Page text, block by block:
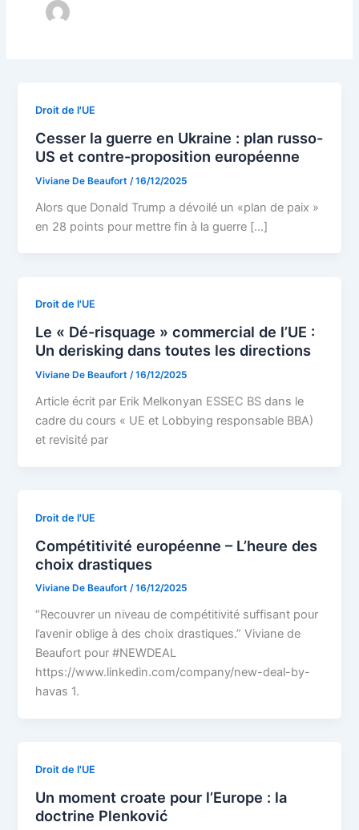
Droit de l'UE
Cesser la guerre en Ukraine : plan russo-
US et contre-proposition européenne
Viviane De Beaufort /16/12/2025
Alors que Donald Trump a dévoilé un «plan de paix »
en 28 points pour mettre fin à la guerre […]
Droit de l'UE
Le « Dé-risquage » commercial de l’UE :
Un derisking dans toutes les directions
Viviane De Beaufort/16/12/2025
Article écrit par Erik Melkonyan ESSEC BS dans le
cadre du cours « UE et Lobbying responsable BBA)
et revisité par
Droit de l'UE
Compétitivité européenne – L’heure des
choix drastiques
Viviane De Beaufort/16/12/2025
“Recouvrer un niveau de compétitivité suffisant pour
l’avenir oblige à des choix drastiques.” Viviane de
Beaufort pour #NEWDEAL
https://www.linkedin.com/company/new-deal-by-
havas 1.
Droit de l'UE
Un moment croate pour l’Europe : la
doctrine Plenković